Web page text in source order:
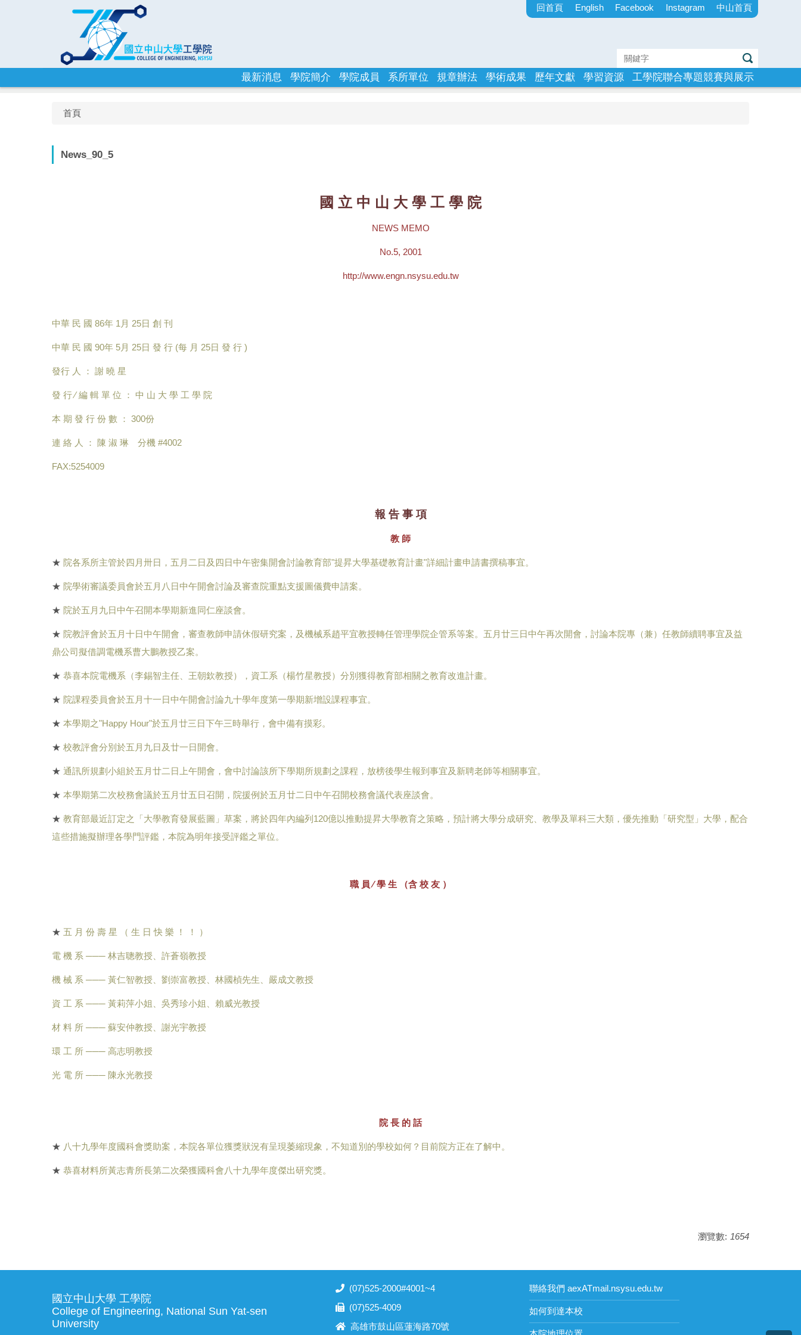
區
回首頁 English Facebook Instagram 中山首頁
工學院聯合專題競賽與展示
學習資源
歷年文獻
學術成果
規章辦法
系所單位
學院成員
學院簡介
最新消息
首頁
News_90_5
國 立 中 山 大 學 工 學 院
NEWS MEMO
No.5, 2001
http://www.engn.nsysu.edu.tw
中華 民 國 86年 1月 25日 創 刊
中華 民 國 90年 5月 25日 發 行 (每 月 25日 發 行 )
發行 人 ： 謝 曉 星
發 行 ∕ 編 輯 單 位 ： 中 山 大 學 工 學 院
本 期 發 行 份 數 ： 300份
連 絡 人 ： 陳 淑 琳 分機 #4002
FAX:5254009
報 告 事 項
教 師
★ 院各系所主管於四月卅日，五月二日及四日中午密集開會討論教育部"提昇大學基礎教育計畫"詳細計畫申請書撰稿事宜。
★ 院學術審議委員會於五月八日中午開會討論及審查院重點支援圖儀費申請案。
★ 院於五月九日中午召開本學期新進同仁座談會。
★ 院教評會於五月十日中午開會，審查教師申請休假研究案，及機械系趙平宜教授轉任管理學院企管系等案。五月廿三日中午再次開會，討論本院專（兼）任教師續聘事宜及益
鼎公司擬借調電機系曹大鵬教授乙案。
★ 恭喜本院電機系（李錫智主任、王朝欽教授），資工系（楊竹星教授）分別獲得教育部相關之教育改進計畫。
★ 院課程委員會於五月十一日中午開會討論九十學年度第一學期新增設課程事宜。
★ 本學期之"Happy Hour"於五月廿三日下午三時舉行，會中備有摸彩。
★ 校教評會分別於五月九日及廿一日開會。
★ 通訊所規劃小組於五月廿二日上午開會，會中討論該所下學期所規劃之課程，放榜後學生報到事宜及新聘老師等相關事宜。
★ 本學期第二次校務會議於五月廿五日召開，院援例於五月廿二日中午召開校務會議代表座談會。
★ 教育部最近訂定之「大學教育發展藍圖」草案，將於四年內編列120億以推動提昇大學教育之策略，預計將大學分成研究、教學及單科三大類，優先推動「研究型」大學，配合
這些措施擬辦理各學門評鑑，本院為明年接受評鑑之單位。
職 員 ∕ 學 生 （含 校 友 ）
★ 五 月 份 壽 星 （ 生 日 快 樂 ！ ！ ）
電 機 系 ─── 林吉聰教授、許蒼嶺教授
機 械 系 ─── 黃仁智教授、劉崇富教授、林國楨先生、嚴成文教授
資 工 系 ─── 黃莉萍小姐、吳秀珍小姐、賴威光教授
材 料 所 ─── 蘇安仲教授、謝光宇教授
環 工 所 ─── 高志明教授
光 電 所 ─── 陳永光教授
院 長 的 話
★ 八十九學年度國科會獎助案，本院各單位獲獎狀況有呈現萎縮現象，不知道別的學校如何？目前院方正在了解中。
★ 恭喜材料所黃志青所長第二次榮獲國科會八十九學年度傑出研究獎。
瀏覽數: 1654
國立中山大學 工學院
College of Engineering, National Sun Yat-sen
University
(07)525-2000#4001~4
(07)525-4009
高雄市鼓山區蓮海路70號
聯絡我們 aexATmail.nsysu.edu.tw
如何到達本校